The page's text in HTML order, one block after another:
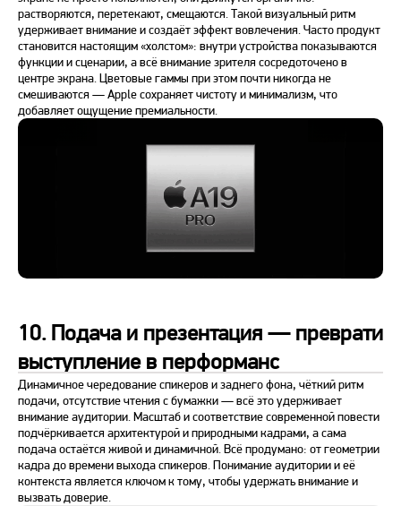
растворяются, перетекают, смещаются. Такой визуальный ритм
удерживает внимание и создаёт эффект вовлечения. Часто продукт
становится настоящим «холстом»: внутри устройства показываются
функции и сценарии, а всё внимание зрителя сосредоточено в
центре экрана. Цветовые гаммы при этом почти никогда не
смешиваются — Apple сохраняет чистоту и минимализм, что
добавляет ощущение премиальности.
10. Подача и презентация — преврати
выступление в перформанс
Динамичное чередование спикеров и заднего фона, чёткий ритм
подачи, отсутствие чтения с бумажки — всё это удерживает
внимание аудитории. Масштаб и соответствие современной повести
подчёркивается архитектурой и природными кадрами, а сама
подача остаётся живой и динамичной. Всё продумано: от геометрии
кадра до времени выхода спикеров. Понимание аудитории и её
контекста является ключом к тому, чтобы удержать внимание и
вызвать доверие.